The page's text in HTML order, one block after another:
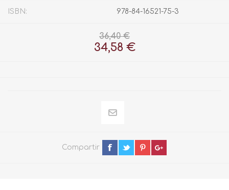
ISBN: 978-84-16521-75-3
36,40 €
34,58 €
Compartir